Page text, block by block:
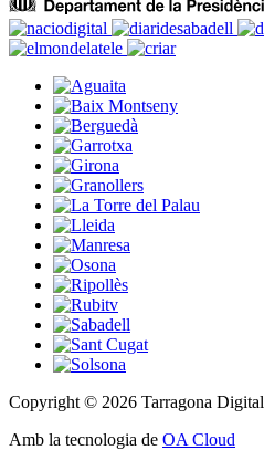
Copyright © 2026 Tarragona Digital
Amb la tecnologia de OA Cloud